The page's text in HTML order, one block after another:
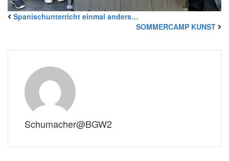
Spanischunterricht einmal anders…
SOMMERCAMP KUNST
Schumacher@BGW2